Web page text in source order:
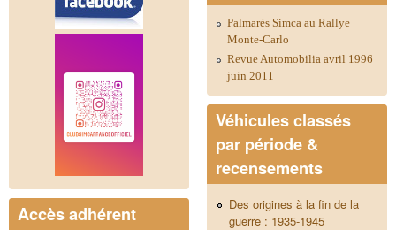
Accès adhérent
Palmarès Simca au Rallye
Monte-Carlo
Revue Automobilia avril 1996
juin 2011
Véhicules classés
par période &
recensements
Des origines à la fin de la
guerre : 1935-1945